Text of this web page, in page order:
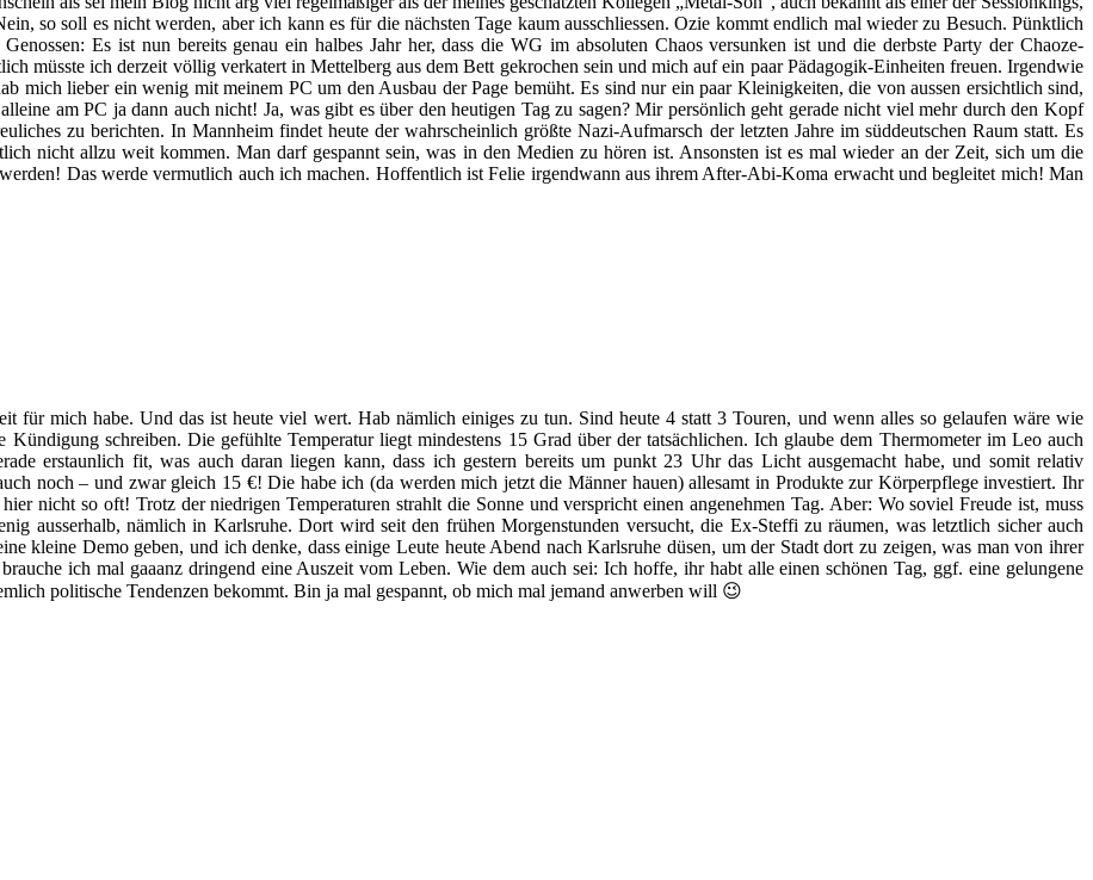
so soll es nicht werden, aber ich kann es für die nächsten Tage kaum ausschliessen. Ozie kommt endlich mal wieder zu Besuch. Pünktlich
Es ist nun bereits genau ein halbes Jahr her, dass die WG im absoluten Chaos versunken ist und die derbste Party der Chaoze-
müsste ich derzeit völlig verkatert in Mettelberg aus dem Bett gekrochen sein und mich auf ein paar Pädagogik-Einheiten freuen. Irgendwie
mich lieber ein wenig mit meinem PC um den Ausbau der Page bemüht. Es sind nur ein paar Kleinigkeiten, die von aussen ersichtlich sind,
am PC ja dann auch nicht! Ja, was gibt es über den heutigen Tag zu sagen? Mir persönlich geht gerade nicht viel mehr durch den Kopf
zu berichten. In Mannheim findet heute der wahrscheinlich größte Nazi-Aufmarsch der letzten Jahre im süddeutschen Raum statt. Es
nicht allzu weit kommen. Man darf gespannt sein, was in den Medien zu hören ist. Ansonsten ist es mal wieder an der Zeit, sich um die
Das werde vermutlich auch ich machen. Hoffentlich ist Felie irgendwann aus ihrem After-Abi-Koma erwacht und begleitet mich! Man
für mich habe. Und das ist heute viel wert. Hab nämlich einiges zu tun. Sind heute 4 statt 3 Touren, und wenn alles so gelaufen wäre wie
schreiben. Die gefühlte Temperatur liegt mindestens 15 Grad über der tatsächlichen. Ich glaube dem Thermometer im Leo auch
erstaunlich fit, was auch daran liegen kann, dass ich gestern bereits um punkt 23 Uhr das Licht ausgemacht habe, und somit relativ
noch – und zwar gleich 15 €! Die habe ich (da werden mich jetzt die Männer hauen) allesamt in Produkte zur Körperpflege investiert. Ihr
nicht so oft! Trotz der niedrigen Temperaturen strahlt die Sonne und verspricht einen angenehmen Tag. Aber: Wo soviel Freude ist, muss
ausserhalb, nämlich in Karlsruhe. Dort wird seit den frühen Morgenstunden versucht, die Ex-Steffi zu räumen, was letztlich sicher auch
kleine Demo geben, und ich denke, dass einige Leute heute Abend nach Karlsruhe düsen, um der Stadt dort zu zeigen, was man von ihrer
ich mal gaaanz dringend eine Auszeit vom Leben. Wie dem auch sei: Ich hoffe, ihr habt alle einen schönen Tag, ggf. eine gelungene
politische Tendenzen bekommt. Bin ja mal gespannt, ob mich mal jemand anwerben will 😉